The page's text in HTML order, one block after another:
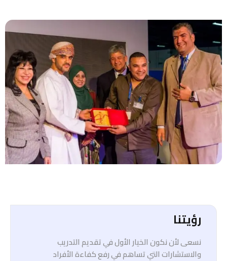
رؤيتنا
نسعى لأن نكون الخيار الأول في تقديم التدريب
والاستشارات التي تساهم في رفع كفاءة الأفراد